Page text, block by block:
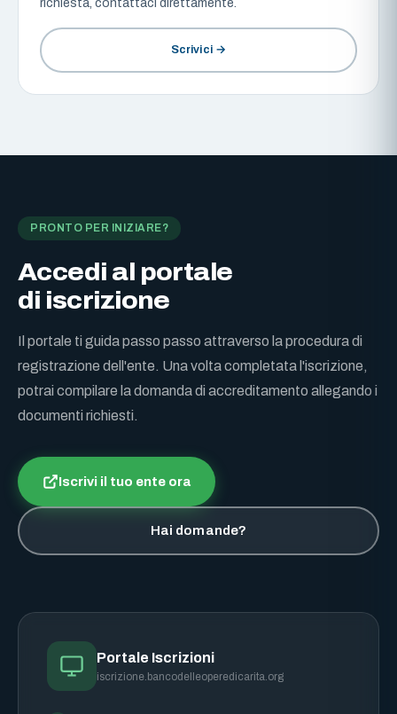
richiesta, contattaci direttamente.
Scrivici →
PRONTO PER INIZIARE?
Accedi al portale
di iscrizione
Il portale ti guida passo passo attraverso la procedura di
registrazione dell'ente. Una volta completata l'iscrizione,
potrai compilare la domanda di accreditamento allegando i
documenti richiesti.
Iscrivi il tuo ente ora
Hai domande?
Portale Iscrizioni
iscrizione.bancodelleoperedicarita.org